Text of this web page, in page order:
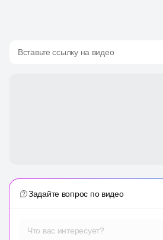
Вставьте ссылку на видео
Задайте вопрос по видео
Что вас интересует?